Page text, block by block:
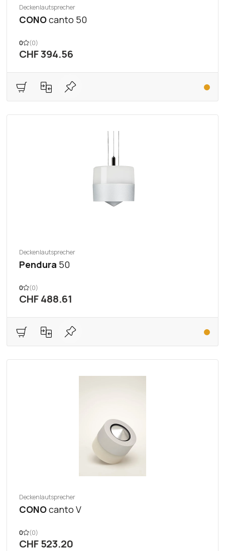
Deckenlautsprecher
CONOcanto 50
0 (0)
CHF 394.56
Deckenlautsprecher
Pendura 50
0 (0)
CHF 488.61
Deckenlautsprecher
CONOcanto V
0 (0)
CHF 523.20